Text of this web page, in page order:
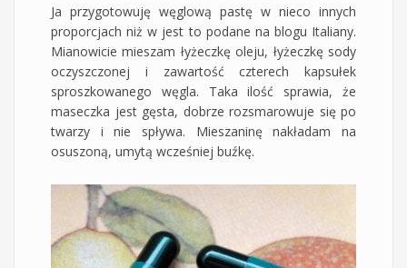
Ja przygotowuję węglową pastę w nieco innych
proporcjach niż w jest to podane na blogu Italiany.
Mianowicie mieszam łyżeczkę oleju, łyżeczkę sody
oczyszczonej i zawartość czterech kapsułek
sproszkowanego węgla. Taka ilość sprawia, że
maseczka jest gęsta, dobrze rozsmarowuje się po
twarzy i nie spływa. Mieszaninę nakładam na
osuszoną, umytą wcześniej buźkę.